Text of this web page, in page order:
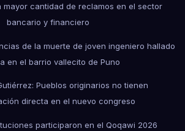
mayor cantidad de reclamos en el sector
bancario y financiero
de la muerte de joven ingeniero hallado
en el barrio vallecito de Puno
Pueblos originarios no tienen
directa en el nuevo congreso
participaron en el Qoqawi 2026